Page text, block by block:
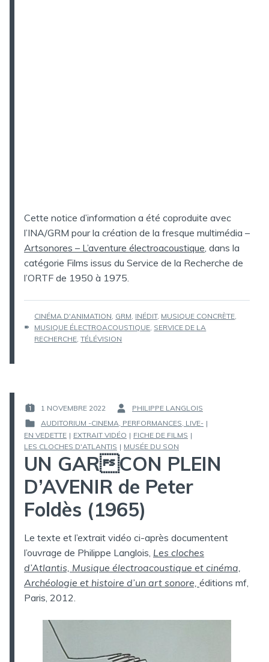
Cette notice d’information a été coproduite avec
l’INA/GRM pour la création de la fresque multimédia –
Artsonores – L’aventure électroacoustique , dans la
catégorie Films issus du Service de la Recherche de
l’ORTF de 1950 à 1975.
ÉTIQUETTES :
CINÉMA D'ANIMATION GRM INÉDIT, MUSIQUE CONCRÈTE
MUSIQUE ÉLECTROACOUSTIQUE SERVICE DE LA
RECHERCHE ,TÉLÉVISION
PUBLIÉ
LE :
1 NOVEMBRE 2022
PAR :
PHILIPPE LANGLOIS
PUBLIÉ
DANS
AUDITORIUM -CINEMA, PERFORMANCES, LIVE- |
EN VEDETTE | EXTRAIT VIDÉO | FICHE DE FILMS |
LES CLOCHES D'ATLANTIS | MUSÉE DU SON
UN GARCON PLEIN
D’AVENIR de Peter
Foldès (1965)
Le texte et l’extrait vidéo ci-après documentent
l’ouvrage de Philippe Langlois, Les cloches
d’Atlantis, Musique électroacoustique et cinéma,
Archéologie et histoire d’un art sonore, éditions mf,
Paris, 2012.